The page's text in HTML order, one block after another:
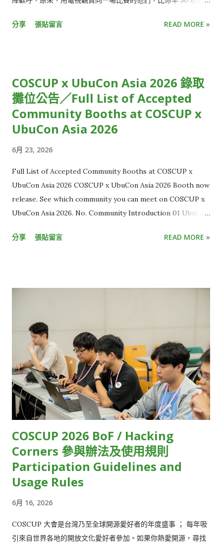
文熱烈討論比賽結果。 就像電影被暴雷一樣，少了即時參與的驚
年，只有你還停留在前一年。 雖然從絕對時間來看，這些狀況都
僅有延遲短短幾秒鐘，但在體感上，觀賞體驗卻大受影響，用
「失之毫釐，差之千里」來形容再恰當不過。 使用直播串流時，
為什麼你的世界總是比別人慢幾秒？原因正是「串流延遲」。 從
後，直到觀眾端螢幕出現畫面的時間差。 一般來說，有線電視直
播約延遲 5 到 10 秒，而 YouTube、LINE、Twitch 等多數
OTT 平台，延遲大多介於 15 秒至 30 秒，距離延遲秒數低於 3
秒的「超低延遲」（Ultra Low Latency）標準，還有一大段距
離，這也讓現有直播內容的互動效果有限。 但想克服延遲並不容
所需流程多到難以想像。 KKStream 執行副總李卓軒 Kevin C.H.
加總起來就無法達到超低延遲的標準，這需要很強的技術掌控
力。」Kevin 說。 另一個挑戰則在於，由於各大終端裝置原廠
（如Apple、Google）雖然有提供低延遲串流相對應的規範，但
並未說明實際的執行細節，因此串流技術業者只能自己摸索。 受
限於技術瓶頸，目前大多數的直播串流服務，只能在延遲、直播
規模和影像品質三者間取捨。例如，常見的視訊會議軟體，像是
Zoom、Google Meet，雖然延遲相對低，但參與人數上...
分享 張貼留言 READ MORE »
COSCUP x UbuCon Asia 2026 錄取
攤位公告／Full List of Accepted
Community Booths at COSCUP x
UbuCon Asia 2026
6月 23, 2026
Full List of Accepted Community Booths at COSCUP x
UbuCon Asia 2026 COSCUP x UbuCon Asia 2026 Booth now
release. See which community you can meet on COSCUP x
UbuCon Asia 2026. No. Community Introduction 01 UbuCon
HackMD 03 Cloud Native Taiwan User Group x WasmEdge
HackMD 12 OpenEverest HackMD 13 WordPress Taiwan
Community HackMD 14 OSPN (Open Source People
Network) Japan HackMD 15 GolangTW HackMD 16
opencocon distribution HackMD 17 Open Culture
Foundation HackMD 18 GDG TW (Google Developers
Groups Taiwan) HackMD 19 FediDev KR & FediLUG (Japan)
HackMD 20 Blockchain and Distributed Ledger HackMD 21
Open-EP (E-Paper) Community HackMD 22 FOSS for All
HackMD 23 ...
分享 張貼留言 READ MORE »
COSCUP 2026 BoF / Hacking
Corners 參與辦法及使用規則
Participation Guidelines and
Usage Rules
6月 16, 2026
COSCUP 大會是台灣乃至全球開源愛好者的年度盛事 ； 每年吸
引來自世界各地的開放文化愛好者參加。如果你熱愛開源，尋找